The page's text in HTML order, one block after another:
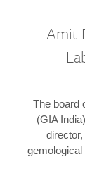
Amit
The board
(GIA